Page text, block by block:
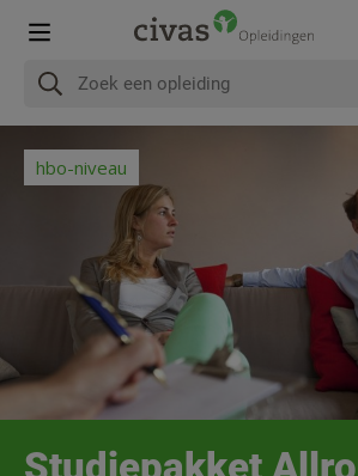
hbo-niveau
In het kort Na afronding Programma